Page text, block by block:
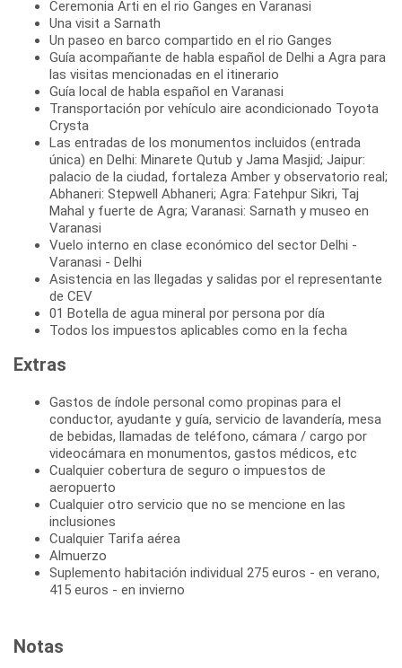
Ceremonia Arti en el rio Ganges en Varanasi
Una visit a Sarnath
Un paseo en barco compartido en el rio Ganges
Guía acompañante de habla español de Delhi a Agra para
las visitas mencionadas en el itinerario
Guía local de habla español en Varanasi
Transportación por vehículo aire acondicionado Toyota
Crysta
Las entradas de los monumentos incluidos (entrada
única) en Delhi: Minarete Qutub y Jama Masjid; Jaipur:
palacio de la ciudad, fortaleza Amber y observatorio real;
Abhaneri: Stepwell Abhaneri; Agra: Fatehpur Sikri, Taj
Mahal y fuerte de Agra; Varanasi: Sarnath y museo en
Varanasi
Vuelo interno en clase económico del sector Delhi -
Varanasi - Delhi
Asistencia en las llegadas y salidas por el representante
de CEV
01 Botella de agua mineral por persona por día
Todos los impuestos aplicables como en la fecha
Extras
Gastos de índole personal como propinas para el
conductor, ayudante y guía, servicio de lavandería, mesa
de bebidas, llamadas de teléfono, cámara / cargo por
videocámara en monumentos, gastos médicos, etc
Cualquier cobertura de seguro o impuestos de
aeropuerto
Cualquier otro servicio que no se mencione en las
inclusiones
Cualquier Tarifa aérea
Almuerzo
Suplemento habitación individual 275 euros - en verano,
415 euros - en invierno
Notas